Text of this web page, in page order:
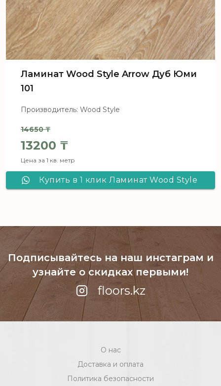
Ламинат Wood Style Arrow Дуб Юми
101
Производитель: Wood Style
14650₸
Первоначальная цена
13200 ₸
Текущая цена: 13200 ₸.
Цена за 1 кв. метр
Купить в 1 клик Ламинат Wood Style
Подписывайтесь на наш инстаграм и
узнайте о скидках первыми!
floors.kz
О нас
Доставка и оплата
Политика безопасности